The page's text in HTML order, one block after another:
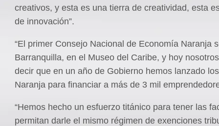
creativos, y esta es una tierra de creatividad, esta
de innovación”.
“El primer Consejo Nacional de Economía Naranja
Barranquilla, en el Museo del Caribe, y hoy
decir que en un año de Gobierno hemos lanzado
Naranja para financiar a más de 3 mil
“Hemos hecho un esfuerzo titánico para tener las
permitan darle el mismo régimen de exenciones